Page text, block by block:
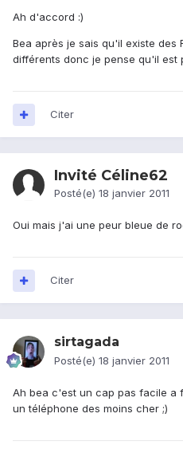
Ah d'accord :)
Bea après je sais qu'il existe des
différents donc je pense qu'il est
Citer
Invité Céline62
Posté(e) 18 janvier 2011
Oui mais j'ai une peur bleue de
Citer
sirtagada
Posté(e) 18 janvier 2011
Ah bea c'est un cap pas facile a
un téléphone des moins cher ;)